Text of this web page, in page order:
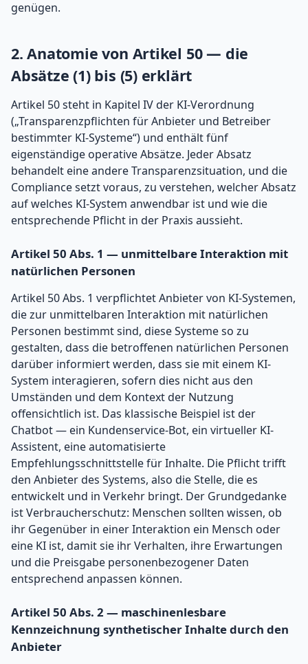
genügen.
2. Anatomie von Artikel 50 — die
Absätze (1) bis (5) erklärt
Artikel 50 steht in Kapitel IV der KI-Verordnung
(„Transparenzpflichten für Anbieter und Betreiber
bestimmter KI-Systeme“) und enthält fünf
eigenständige operative Absätze. Jeder Absatz
behandelt eine andere Transparenzsituation, und die
Compliance setzt voraus, zu verstehen, welcher Absatz
auf welches KI-System anwendbar ist und wie die
entsprechende Pflicht in der Praxis aussieht.
Artikel 50 Abs. 1 — unmittelbare Interaktion mit
natürlichen Personen
Artikel 50 Abs. 1 verpflichtet Anbieter von KI-Systemen,
die zur unmittelbaren Interaktion mit natürlichen
Personen bestimmt sind, diese Systeme so zu
gestalten, dass die betroffenen natürlichen Personen
darüber informiert werden, dass sie mit einem KI-
System interagieren, sofern dies nicht aus den
Umständen und dem Kontext der Nutzung
offensichtlich ist. Das klassische Beispiel ist der
Chatbot — ein Kundenservice-Bot, ein virtueller KI-
Assistent, eine automatisierte
Empfehlungsschnittstelle für Inhalte. Die Pflicht trifft
den Anbieter des Systems, also die Stelle, die es
entwickelt und in Verkehr bringt. Der Grundgedanke
ist Verbraucherschutz: Menschen sollten wissen, ob
ihr Gegenüber in einer Interaktion ein Mensch oder
eine KI ist, damit sie ihr Verhalten, ihre Erwartungen
und die Preisgabe personenbezogener Daten
entsprechend anpassen können.
Artikel 50 Abs. 2 — maschinenlesbare
Kennzeichnung synthetischer Inhalte durch den
Anbieter